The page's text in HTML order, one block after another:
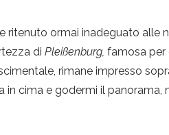
ritenuto ormai inadeguato
diPleißenburg,famosa per
rimane impresso
in cima e godermi il